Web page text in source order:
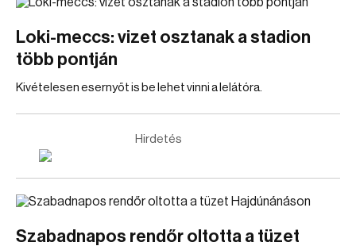
Loki-meccs: vizet osztanak a stadion
több pontján
Kivételesen esernyőt is be lehet vinni a lelátóra.
Hirdetés
Szabadnapos rendőr oltotta a tüzet